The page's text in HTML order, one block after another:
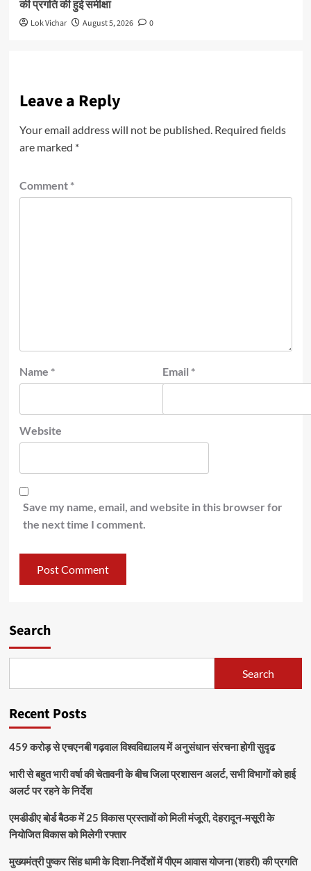
की प्रगति की हुई समीक्षा
Lok Vichar August 5, 2026 0
Leave a Reply
Your email address will not be published. Required fields
are marked *
Comment *
Name * Email *
Website
Save my name, email, and website in this browser for
the next time I comment.
Search
Search
Recent Posts
459 करोड़ से एचएनबी गढ़वाल विश्वविद्यालय में अनुसंधान संरचना होगी सुदृढ
भारी से बहुत भारी वर्षा की चेतावनी के बीच जिला प्रशासन अलर्ट, सभी विभागों को हाई
अलर्ट पर रहने के निर्देश
एमडीडीए बोर्ड बैठक में 25 विकास प्रस्तावों को मिली मंजूरी, देहरादून-मसूरी के
नियोजित विकास को मिलेगी रफ्तार
मुख्यमंत्री पुष्कर सिंह धामी के दिशा-निर्देशों में पीएम आवास योजना (शहरी) की प्रगति